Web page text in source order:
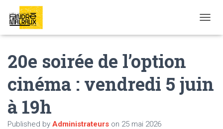
20e soirée de l’option
cinéma : vendredi 5 juin
à 19h
Published by Administrateurs on 25 mai 2026